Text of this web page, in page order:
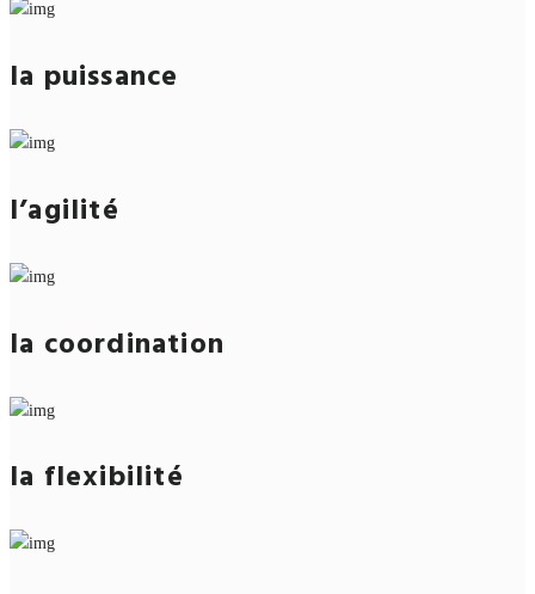
la puissance
l’agilité
la coordination
la flexibilité